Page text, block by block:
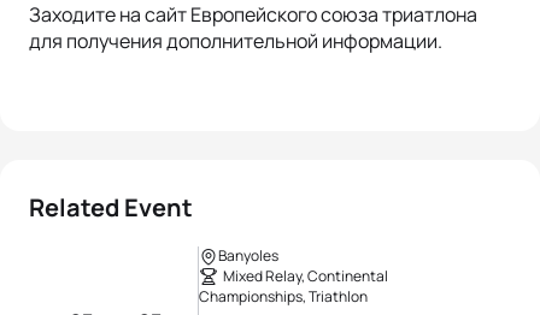
Заходите на сайт Европейского союза триатлона
для получения дополнительной информации.
Related Event
Banyoles
Mixed Relay, Continental
Championships, Triathlon